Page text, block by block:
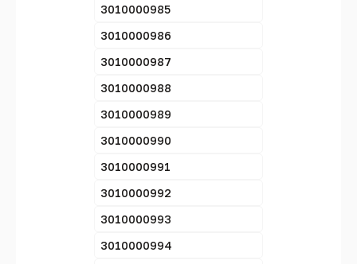
3010000985
3010000986
3010000987
3010000988
3010000989
3010000990
3010000991
3010000992
3010000993
3010000994